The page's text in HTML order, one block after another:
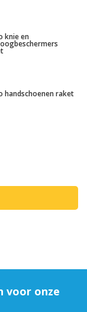
knie en
handschoenen raket
voor onze